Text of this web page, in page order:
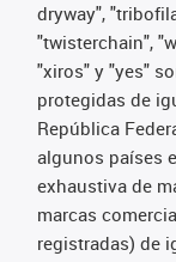
dryway",
"twisterchain",
"xiros" y "yes"
protegidas de
República
algunos países
exhaustiva de
marcas
registradas) de